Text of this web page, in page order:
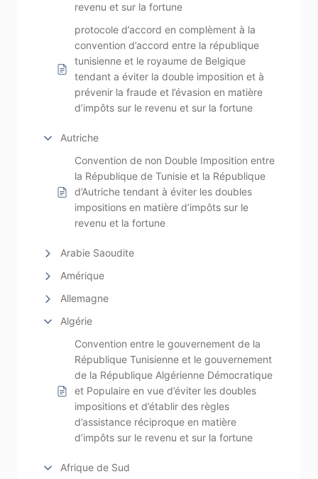
revenu et sur la fortune
protocole d’accord en complèment à la
convention d’accord entre la république
tunisienne et le royaume de Belgique
tendant a éviter la double imposition et à
prévenir la fraude et l’évasion en matière
d’impôts sur le revenu et sur la fortune
Autriche
Convention de non Double Imposition entre
la République de Tunisie et la République
d’Autriche tendant à éviter les doubles
impositions en matière d’impôts sur le
revenu et la fortune
Arabie Saoudite
Amérique
Allemagne
Algérie
Convention entre le gouvernement de la
République Tunisienne et le gouvernement
de la République Algérienne Démocratique
et Populaire en vue d’éviter les doubles
impositions et d’établir des règles
d’assistance réciproque en matière
d’impôts sur le revenu et sur la fortune
Afrique de Sud